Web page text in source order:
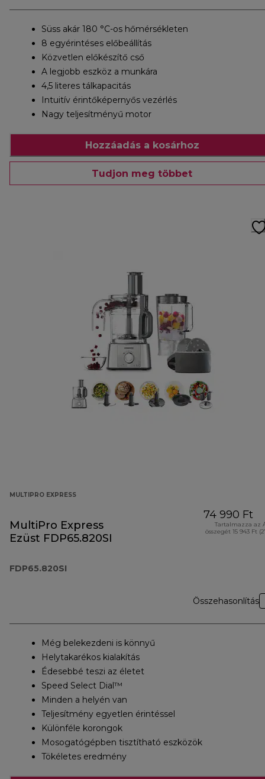
Süss akár 180 °C-os hőmérsékleten
8 egyérintéses előbeállítás
Közvetlen előkészítő cső
A legjobb eszköz a munkára
4,5 literes tálkapacitás
Intuitív érintőképernyős vezérlés
Nagy teljesítményű motor
Hozzáadás a kosárhoz
Tudjon meg többet
MULTIPRO EXPRESS
MultiPro Express
Ezüst FDP65.820SI
FDP65.820SI
74 990 Ft
Tartalmazza az
összegét 15 943 Ft
Összehasonlítás
Még belekezdeni is könnyű
Helytakarékos kialakítás
Édesebbé teszi az életet
Speed Select Dial™
Minden a helyén van
Teljesítmény egyetlen érintéssel
Különféle korongok
Mosogatógépben tisztítható eszközök
Tökéletes eredmény